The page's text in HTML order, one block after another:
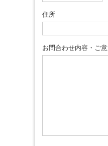
住所
お問合わせ内容・ご